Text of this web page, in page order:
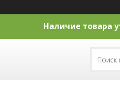
Наличие товара